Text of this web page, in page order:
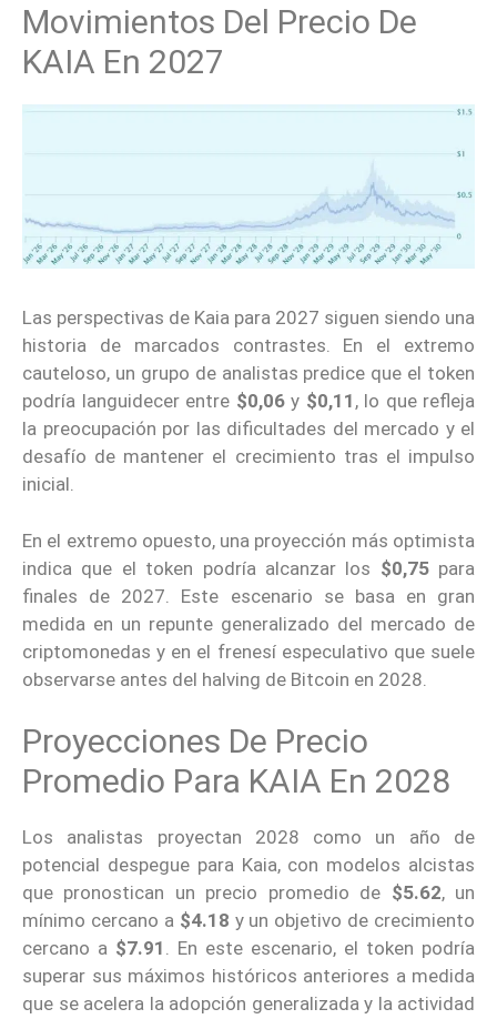
Movimientos Del Precio De
KAIA En 2027
Las perspectivas de Kaia para 2027 siguen siendo una
historia de marcados contrastes. En el extremo
cauteloso, un grupo de analistas predice que el token
podría languidecer entre $0,06 y $0,11 , lo que refleja
la preocupación por las dificultades del mercado y el
desafío de mantener el crecimiento tras el impulso
inicial.
En el extremo opuesto, una proyección más optimista
indica que el token podría alcanzar los $0,75para
finales de 2027. Este escenario se basa en gran
medida en un repunte generalizado del mercado de
criptomonedas y en el frenesí especulativo que suele
observarse antes del halving de Bitcoin en 2028.
Proyecciones De Precio
Promedio Para KAIA En 2028
Los analistas proyectan 2028 como un año de
potencial despegue para Kaia, con modelos alcistas
que pronostican un precio promedio de $5.62, un
mínimo cercano a $4.18 y un objetivo de crecimiento
cercano a $7.91 . En este escenario, el token podría
superar sus máximos históricos anteriores a medida
que se acelera la adopción generalizada y la actividad